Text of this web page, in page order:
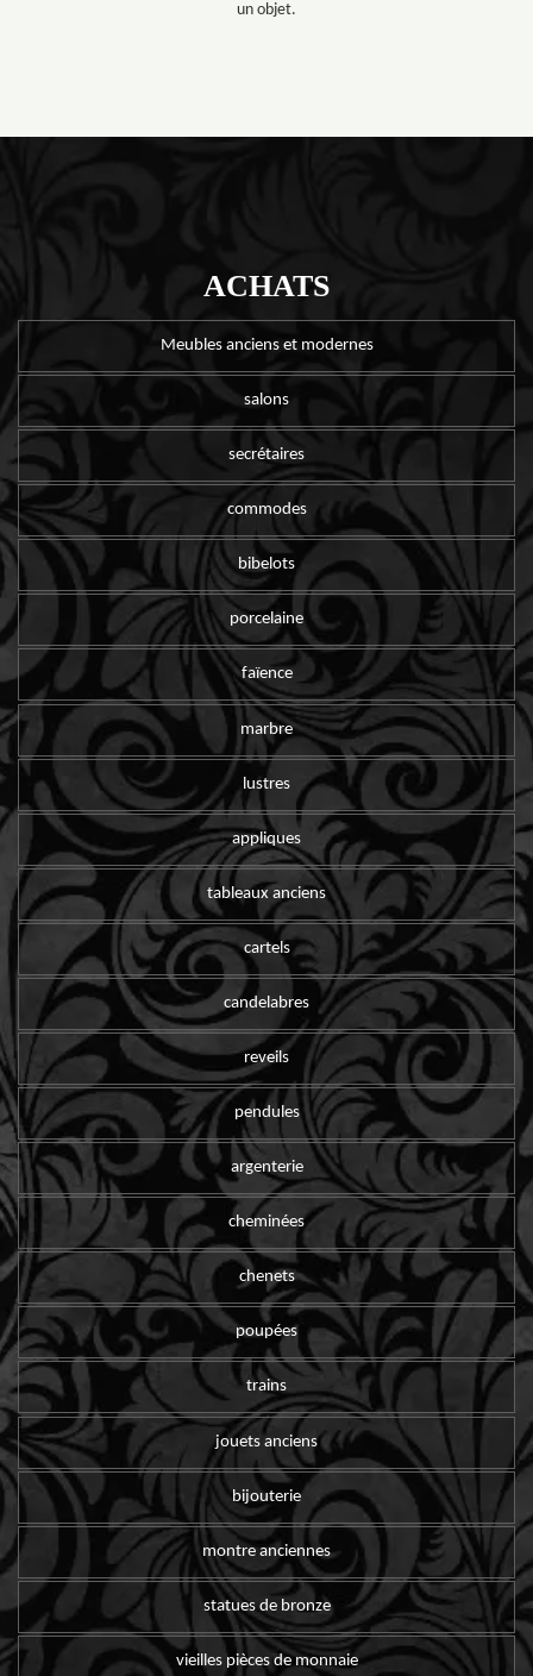
un objet.
ACHATS
Meubles anciens et modernes
salons
secrétaires
commodes
bibelots
porcelaine
faïence
marbre
lustres
appliques
tableaux anciens
cartels
candelabres
reveils
pendules
argenterie
cheminées
chenets
poupées
trains
jouets anciens
bijouterie
montre anciennes
statues de bronze
vieilles pièces de monnaie